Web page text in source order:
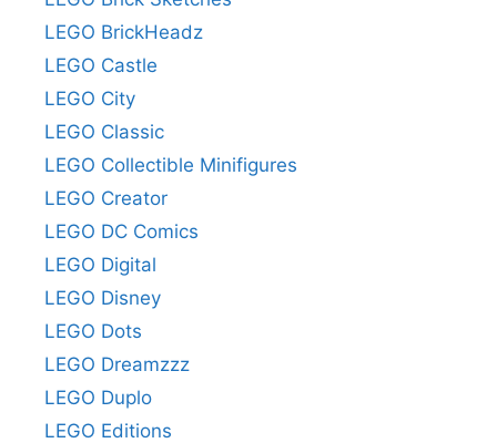
LEGO BrickHeadz
LEGO Castle
LEGO City
LEGO Classic
LEGO Collectible Minifigures
LEGO Creator
LEGO DC Comics
LEGO Digital
LEGO Disney
LEGO Dots
LEGO Dreamzzz
LEGO Duplo
LEGO Editions